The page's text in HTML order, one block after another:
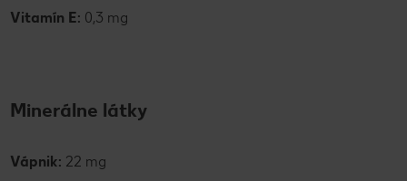
Vitamín E: 0,3 mg
Minerálne látky
Vápnik: 22 mg